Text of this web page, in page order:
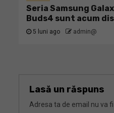
Seria Samsung
Buds4 sunt acum
5 luni ago admin@
Lasă un răspuns
Adresa ta de email nu va fi